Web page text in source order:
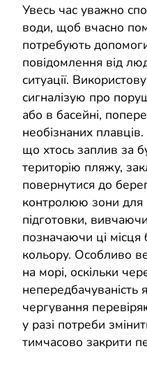
Увесь час уважно
води, щоб вчасно
потребують
повідомлення від
ситуації.
сигналізую про
або в басейні,
необізнаних
що хтось заплив за
територію пляжу,
повернутися до
контролюю зони для
підготовки,
позначаючи ці місця
кольору. Особливо
на морі, оскільки
непередбачуваність
чергування
у разі потреби
тимчасово закрити